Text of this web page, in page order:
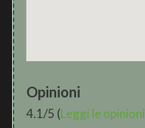
Opinioni
4.1/5 (Leggi le opinioni